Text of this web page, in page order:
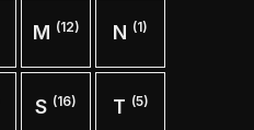
M (12) N (1)
S (16) T (5)